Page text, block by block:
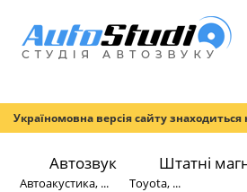
Україномовна версія сайту
Автозвук
Автоакустика, ...
Штатні
Toyota, ...